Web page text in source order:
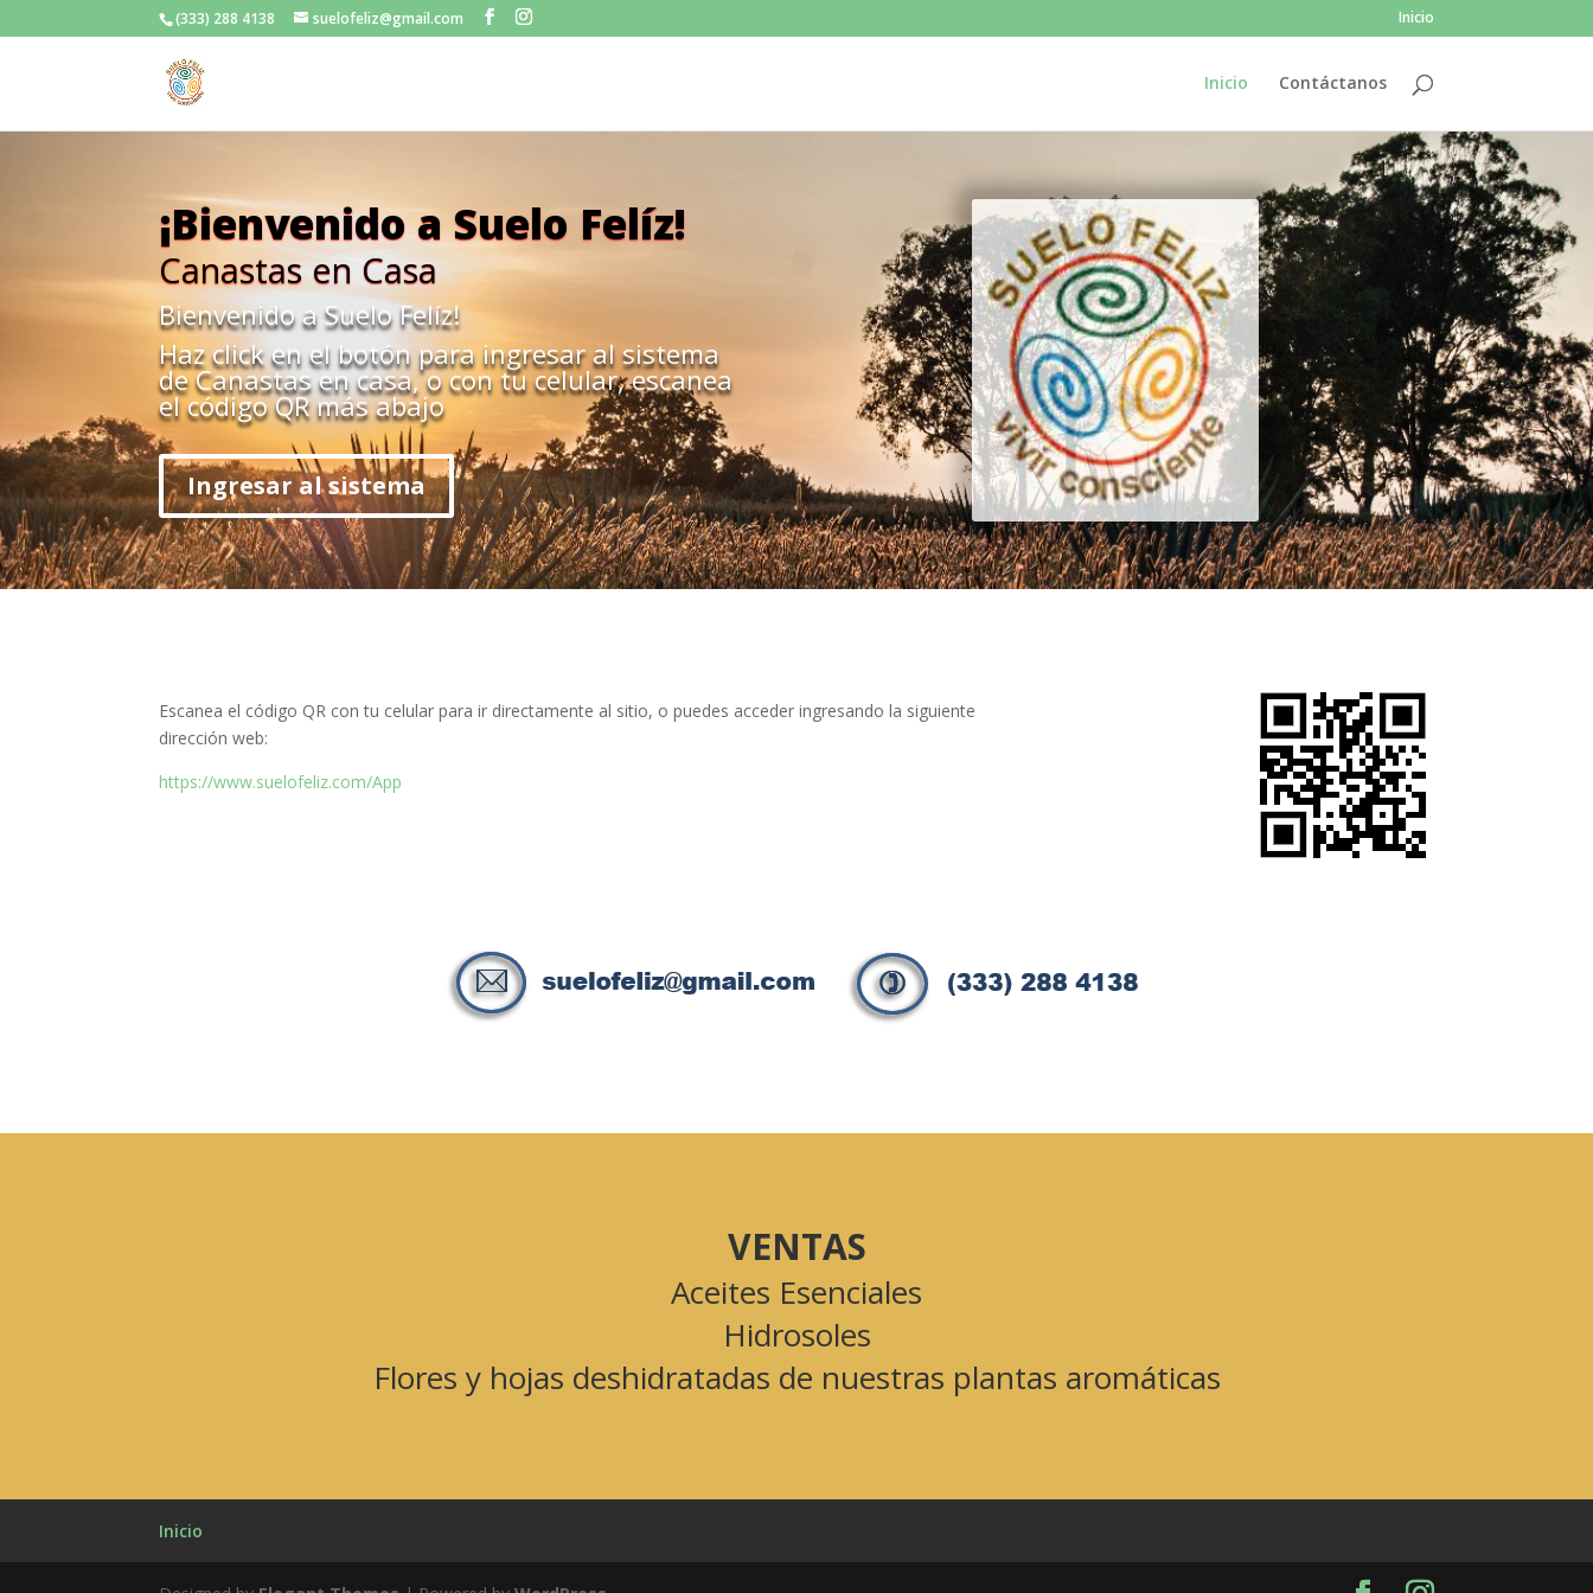
(333) 288 4138 suelofeliz@gmail.com Inicio
Inicio Contáctanos
¡Bienvenido a Suelo Felíz!
Canastas en Casa
Bienvenido a Suelo Felíz!
Haz click en el botón para ingresar al sistema
de Canastas en casa, o con tu celular, escanea
el código QR más abajo
Ingresar al sistema
Escanea el código QR con tu celular para ir directamente al sitio, o puedes acceder ingresando la siguiente
dirección web:
https://www.suelofeliz.com/App
VENTAS
Aceites Esenciales
Hidrosoles
Flores y hojas deshidratadas de nuestras plantas aromáticas
Inicio